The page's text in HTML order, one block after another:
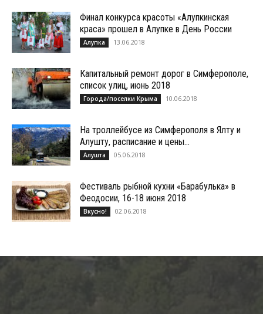
Финал конкурса красоты «Алупкинская
краса» прошел в Алупке в День России
Алупка 13.06.2018
Капитальный ремонт дорог в Симферополе,
список улиц, июнь 2018
Города/поселки Крыма 10.06.2018
На троллейбусе из Симферополя в Ялту и
Алушту, расписание и цены...
Алушта 05.06.2018
Фестиваль рыбной кухни «Барабулька» в
Феодосии, 16-18 июня 2018
Вкусно! 02.06.2018